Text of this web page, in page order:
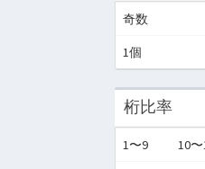
奇数
1個
桁比率
1〜9 10